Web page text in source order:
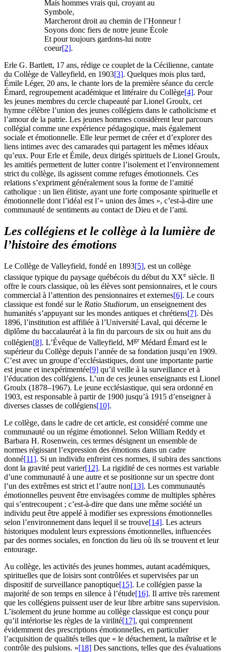
Mais hommes vrais qui, croyant au
Symbole,
Marcheront droit au chemin de l’Honneur !
Soyons donc fiers de notre jeune École
Et pour toujours gardons-lui notre
coeur[2].
Erle G. Bartlett, 17 ans, rédige ce couplet de la Cécilienne, cantate
du Collège de Valleyfield, en 1903[3]. Quelques mois plus tard,
Émile Léger, 20 ans, le chante lors de la première séance du cercle
Émard, regroupement académique et littéraire du Collège[4]. Pour
les jeunes membres du cercle chapeauté par Lionel Groulx, cet
hymne célèbre l’union des jeunes collégiens dans le catholicisme et
l’amour de la patrie. Les jeunes hommes considèrent leur parcours
collégial comme une expérience pédagogique, mais également
sociale et émotionnelle. Elle leur permet de créer et d’explorer des
liens intimes avec des camarades qui partagent les mêmes idéaux
qu’eux. Pour Erle et Émile, deux dirigés spirituels de Lionel Groulx,
les amitiés permettent de lutter contre l’isolement et l’environnement
strict du collège, ils agissent comme refuges émotionnels. Ces
relations s’expriment généralement sous la forme de l’amitié
catholique : un lien élitiste, ayant une forte composante spirituelle et
émotionnelle dont l’idéal est l’« union des âmes », c’est-à-dire une
communauté de sentiments au contact de Dieu et de l’ami.
Les collégiens et le collège à la lumière de
l’histoire des émotions
Le Collège de Valleyfield, fondé en 1893[5], est un collège
classique typique du paysage québécois du début du XXe siècle. Il
offre le cours classique, où les élèves sont pensionnaires, et le cours
commercial à l’attention des pensionnaires et externes[6]. Le cours
classique est fondé sur le Ratio Studiorum, un enseignement des
humanités s’appuyant sur les mondes antiques et chrétiens[7]. Dès
1896, l’institution est affiliée à l’Université Laval, qui décerne le
diplôme du baccalauréat à la fin du parcours de six ou huit ans du
collégien[8]. L’Évêque de Valleyfield, MgrMédard Émard est le
supérieur du Collège depuis l’année de sa fondation jusqu’en 1909.
C’est avec un groupe d’ecclésiastiques, dont une importante partie
est jeune et inexpérimentée[9] qu’il veille à la surveillance et à
l’éducation des collégiens. L’un de ces jeunes enseignants est Lionel
Groulx (1878–1967). Le jeune ecclésiastique, qui sera ordonné en
1903, est responsable à partir de 1900 jusqu’à 1915 d’enseigner à
diverses classes de collégiens[10].
Le collège, dans le cadre de cet article, est considéré comme une
communauté ou un régime émotionnel. Selon William Reddy et
Barbara H. Rosenwein, ces termes désignent un ensemble de
normes régissant l’expression des émotions dans un cadre
donné[11]. Si un individu enfreint ces normes, il subira des sanctions
dont la gravité peut varier[12]. La rigidité de ces normes est variable
d’une communauté à une autre et se positionne sur un spectre dont
l’un des extrêmes est strict et l’autre non[13]. Les communautés
émotionnelles peuvent être envisagées comme de multiples sphères
qui s’entrecoupent ; c’est-à-dire que dans une même société un
individu peut être appelé à modifier ses expressions émotionnelles
selon l’environnement dans lequel il se trouve[14]. Les acteurs
historiques modulent leurs expressions émotionnelles, influencées
par des normes sociales, en fonction du lieu où ils se trouvent et leur
entourage.
Au collège, les activités des jeunes hommes, autant académiques,
spirituelles que de loisirs sont contrôlées et supervisées par un
dispositif de surveillance panoptique[15]. Le collégien passe la
majorité de son temps en silence à l’étude[16]. Il arrive très rarement
que les collégiens puissent user de leur libre arbitre sans supervision.
L’isolement du jeune homme au collège classique est conçu pour
qu’il intériorise les règles de la virilité[17], qui comprennent
évidemment des prescriptions émotionnelles, en particulier
l’acquisition de qualités telles que « le détachement, la maîtrise et le
contrôle des pulsions. »[18] Des sanctions, telles que des évaluations